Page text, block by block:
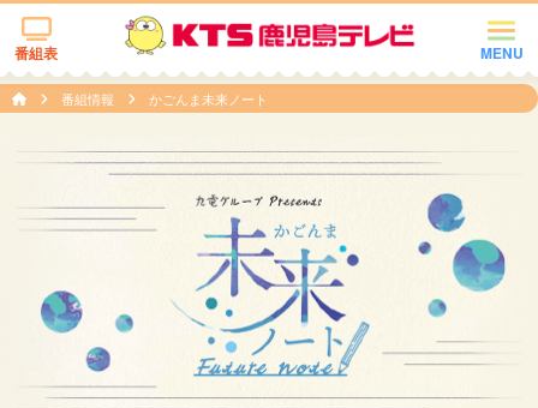
MENU
番組表
番組情報 かごんま未来ノート